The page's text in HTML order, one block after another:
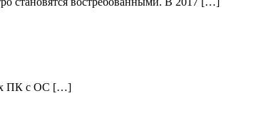
ПК с ОС […]